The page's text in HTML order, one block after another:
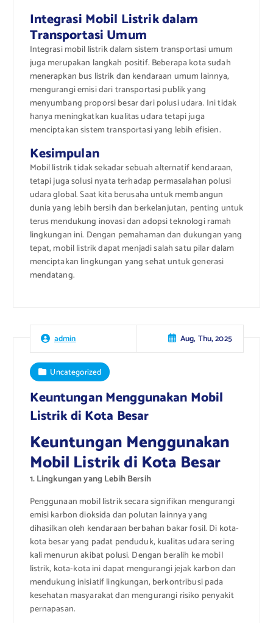
Integrasi Mobil Listrik dalam
Transportasi Umum
Integrasi mobil listrik dalam sistem transportasi umum
juga merupakan langkah positif. Beberapa kota sudah
menerapkan bus listrik dan kendaraan umum lainnya,
mengurangi emisi dari transportasi publik yang
menyumbang proporsi besar dari polusi udara. Ini tidak
hanya meningkatkan kualitas udara tetapi juga
menciptakan sistem transportasi yang lebih efisien.
Kesimpulan
Mobil listrik tidak sekadar sebuah alternatif kendaraan,
tetapi juga solusi nyata terhadap permasalahan polusi
udara global. Saat kita berusaha untuk membangun
dunia yang lebih bersih dan berkelanjutan, penting untuk
terus mendukung inovasi dan adopsi teknologi ramah
lingkungan ini. Dengan pemahaman dan dukungan yang
tepat, mobil listrik dapat menjadi salah satu pilar dalam
menciptakan lingkungan yang sehat untuk generasi
mendatang.
admin Aug, Thu, 2025
Uncategorized
Keuntungan Menggunakan Mobil
Listrik di Kota Besar
Keuntungan Menggunakan
Mobil Listrik di Kota Besar
1. Lingkungan yang Lebih Bersih
Penggunaan mobil listrik secara signifikan mengurangi
emisi karbon dioksida dan polutan lainnya yang
dihasilkan oleh kendaraan berbahan bakar fosil. Di kota-
kota besar yang padat penduduk, kualitas udara sering
kali menurun akibat polusi. Dengan beralih ke mobil
listrik, kota-kota ini dapat mengurangi jejak karbon dan
mendukung inisiatif lingkungan, berkontribusi pada
kesehatan masyarakat dan mengurangi risiko penyakit
pernapasan.